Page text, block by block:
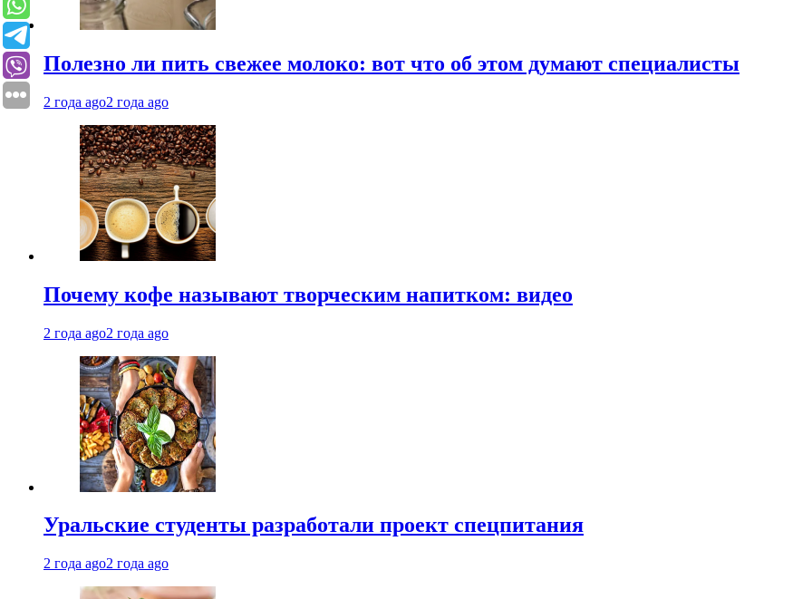
Полезно ли пить свежее молоко: вот что об этом думают специалисты
2 года ago2 года ago
Почему кофе называют творческим напитком: видео
2 года ago2 года ago
Уральские студенты разработали проект спецпитания
2 года ago2 года ago